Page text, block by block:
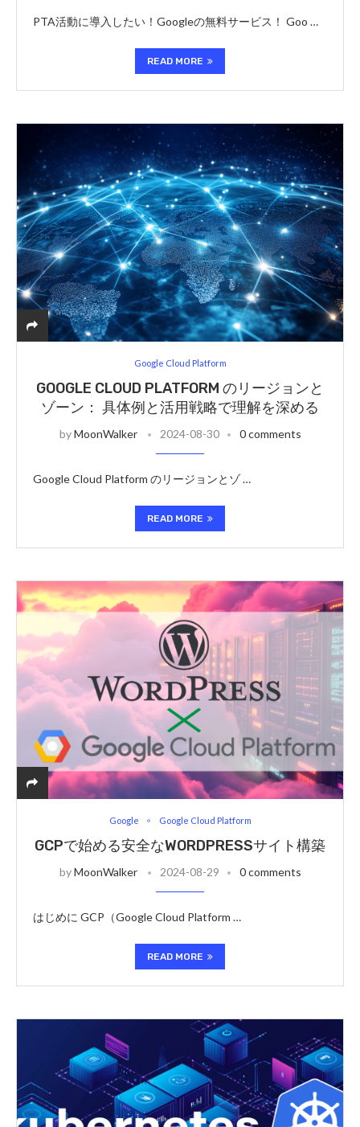
PTA活動に導入したい！Googleの無料サービス！ Goo …
READ MORE
Google Cloud Platform
GOOGLE CLOUD PLATFORM のリージョンと
ゾーン： 具体例と活用戦略で理解を深める
byMoonWalker 2024-08-30 0 comments
Google Cloud Platform のリージョンとゾ …
READ MORE
Google Google Cloud Platform
GCPで始める安全なWORDPRESSサイト構築
byMoonWalker 2024-08-29 0 comments
はじめに GCP（Google Cloud Platform …
READ MORE